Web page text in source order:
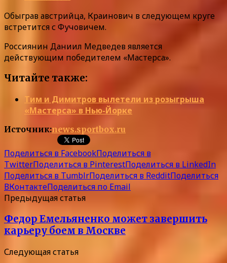
Обыграв австрийца, Краинович в следующем круге
встретится с Фучовичем.
Россиянин Даниил Медведев является
действующим победителем «Мастерса».
Читайте также:
Тим и Димитров вылетели из розыгрыша
«Мастерса» в Нью-Йорке
Источник:news.sportbox.ru
Поделиться в FacebookПоделиться в
TwitterПоделиться в PinterestПоделиться в LinkedIn
Поделиться в TumblrПоделиться в RedditПоделиться
ВКонтактеПоделиться по Email
Предыдущая статья
Федор Емельяненко может завершить
карьеру боем в Москве
Следующая статья